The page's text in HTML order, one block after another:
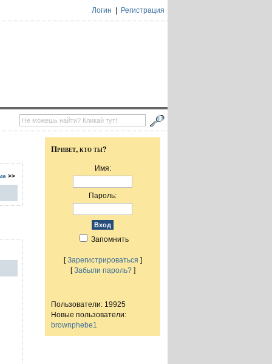
Логин Регистрация
>>
Привет, кто ты?
Имя:
Пароль:
Запомнить
[Зарегистрироваться ]
[Забыли пароль?]
Пользователи: 19925
Новые пользователи:
brownphebe1